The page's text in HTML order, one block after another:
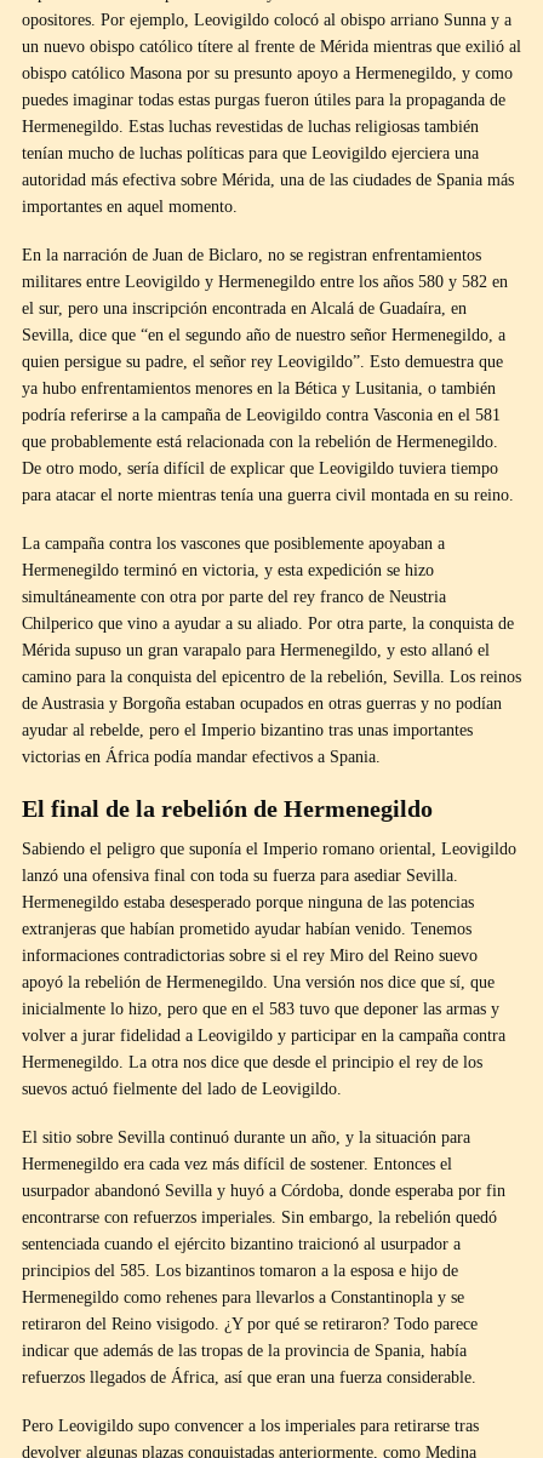
opositores. Por ejemplo, Leovigildo colocó al obispo arriano Sunna y a
un nuevo obispo católico títere al frente de Mérida mientras que exilió al
obispo católico Masona por su presunto apoyo a Hermenegildo, y como
puedes imaginar todas estas purgas fueron útiles para la propaganda de
Hermenegildo. Estas luchas revestidas de luchas religiosas también
tenían mucho de luchas políticas para que Leovigildo ejerciera una
autoridad más efectiva sobre Mérida, una de las ciudades de Spania más
importantes en aquel momento.
En la narración de Juan de Biclaro, no se registran enfrentamientos
militares entre Leovigildo y Hermenegildo entre los años 580 y 582 en
el sur, pero una inscripción encontrada en Alcalá de Guadaíra, en
Sevilla, dice que “en el segundo año de nuestro señor Hermenegildo, a
quien persigue su padre, el señor rey Leovigildo”. Esto demuestra que
ya hubo enfrentamientos menores en la Bética y Lusitania, o también
podría referirse a la campaña de Leovigildo contra Vasconia en el 581
que probablemente está relacionada con la rebelión de Hermenegildo.
De otro modo, sería difícil de explicar que Leovigildo tuviera tiempo
para atacar el norte mientras tenía una guerra civil montada en su reino.
La campaña contra los vascones que posiblemente apoyaban a
Hermenegildo terminó en victoria, y esta expedición se hizo
simultáneamente con otra por parte del rey franco de Neustria
Chilperico que vino a ayudar a su aliado. Por otra parte, la conquista de
Mérida supuso un gran varapalo para Hermenegildo, y esto allanó el
camino para la conquista del epicentro de la rebelión, Sevilla. Los reinos
de Austrasia y Borgoña estaban ocupados en otras guerras y no podían
ayudar al rebelde, pero el Imperio bizantino tras unas importantes
victorias en África podía mandar efectivos a Spania.
El final de la rebelión de Hermenegildo
Sabiendo el peligro que suponía el Imperio romano oriental, Leovigildo
lanzó una ofensiva final con toda su fuerza para asediar Sevilla.
Hermenegildo estaba desesperado porque ninguna de las potencias
extranjeras que habían prometido ayudar habían venido. Tenemos
informaciones contradictorias sobre si el rey Miro del Reino suevo
apoyó la rebelión de Hermenegildo. Una versión nos dice que sí, que
inicialmente lo hizo, pero que en el 583 tuvo que deponer las armas y
volver a jurar fidelidad a Leovigildo y participar en la campaña contra
Hermenegildo. La otra nos dice que desde el principio el rey de los
suevos actuó fielmente del lado de Leovigildo.
El sitio sobre Sevilla continuó durante un año, y la situación para
Hermenegildo era cada vez más difícil de sostener. Entonces el
usurpador abandonó Sevilla y huyó a Córdoba, donde esperaba por fin
encontrarse con refuerzos imperiales. Sin embargo, la rebelión quedó
sentenciada cuando el ejército bizantino traicionó al usurpador a
principios del 585. Los bizantinos tomaron a la esposa e hijo de
Hermenegildo como rehenes para llevarlos a Constantinopla y se
retiraron del Reino visigodo. ¿Y por qué se retiraron? Todo parece
indicar que además de las tropas de la provincia de Spania, había
refuerzos llegados de África, así que eran una fuerza considerable.
Pero Leovigildo supo convencer a los imperiales para retirarse tras
devolver algunas plazas conquistadas anteriormente, como Medina